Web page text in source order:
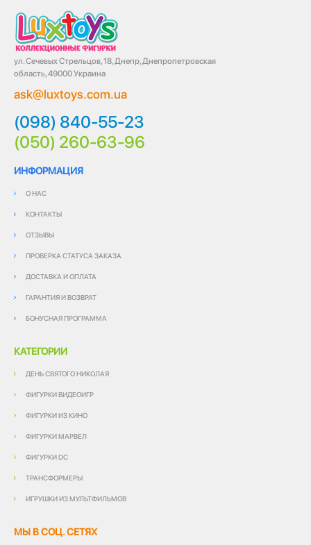
ул. Сечевых Стрельцов, 18, Днепр, Днепропетровская
область, 49000 Украина
ask@luxtoys.com.ua
(098) 840-55-23
(050) 260-63-96
ИНФОРМАЦИЯ
О НАС
КОНТАКТЫ
ОТЗЫВЫ
ПРОВЕРКА СТАТУСА ЗАКАЗА
ДОСТАВКА И ОПЛАТА
ГАРАНТИЯ И ВОЗВРАТ
БОНУСНАЯ ПРОГРАММА
КАТЕГОРИИ
ДЕНЬ СВЯТОГО НИКОЛАЯ
ФИГУРКИ ВИДЕОИГР
ФИГУРКИ ИЗ КИНО
ФИГУРКИ МАРВЕЛ
ФИГУРКИ DC
ТРАНСФОРМЕРЫ
ИГРУШКИ ИЗ МУЛЬТФИЛЬМОВ
МЫ В СОЦ. СЕТЯХ